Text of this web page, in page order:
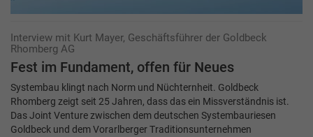
Interview mit Kurt Mayer, Geschäftsführer der Goldbeck
Rhomberg AG
Fest im Fundament, offen für Neues
Systembau klingt nach Norm und Nüchternheit. Goldbeck
Rhomberg zeigt seit 25 Jahren, dass das ein Missverständnis ist.
Das Joint Venture zwischen dem deutschen Systembauriesen
Goldbeck und dem Vorarlberger Traditionsunternehmen